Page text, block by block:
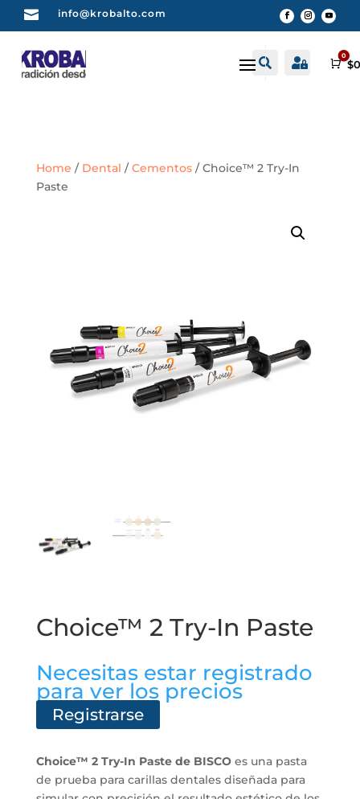
 info@krobalto.com
 Buscar
 Cuenta
0
$
Home / Dental /Cementos/ Choice™ 2 Try-In
Paste
Choice™ 2 Try-In Paste
Necesitas estar registrado
para ver los precios
Registrarse
Choice™ 2 Try-In Paste de BISCOes una pasta
de prueba para carillas dentales diseñada para